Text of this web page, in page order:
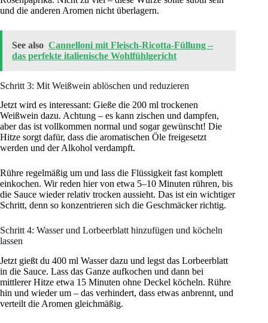
und die anderen Aromen nicht überlagern.
See also Cannelloni mit Fleisch-Ricotta-Füllung –
das perfekte italienische Wohlfühlgericht
Schritt 3: Mit Weißwein ablöschen und reduzieren
Jetzt wird es interessant: Gieße die 200 ml trockenen
Weißwein dazu. Achtung – es kann zischen und dampfen,
aber das ist vollkommen normal und sogar gewünscht! Die
Hitze sorgt dafür, dass die aromatischen Öle freigesetzt
werden und der Alkohol verdampft.
Rühre regelmäßig um und lass die Flüssigkeit fast komplett
einkochen. Wir reden hier von etwa 5–10 Minuten rühren, bis
die Sauce wieder relativ trocken aussieht. Das ist ein wichtiger
Schritt, denn so konzentrieren sich die Geschmäcker richtig.
Schritt 4: Wasser und Lorbeerblatt hinzufügen und köcheln
lassen
Jetzt gießt du 400 ml Wasser dazu und legst das Lorbeerblatt
in die Sauce. Lass das Ganze aufkochen und dann bei
mittlerer Hitze etwa 15 Minuten ohne Deckel köcheln. Rühre
hin und wieder um – das verhindert, dass etwas anbrennt, und
verteilt die Aromen gleichmäßig.